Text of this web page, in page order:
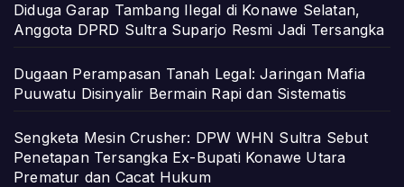
Diduga Garap Tambang Ilegal di Konawe Selatan,
Anggota DPRD Sultra Suparjo Resmi Jadi Tersangka
Dugaan Perampasan Tanah Legal: Jaringan Mafia
Puuwatu Disinyalir Bermain Rapi dan Sistematis
Sengketa Mesin Crusher: DPW WHN Sultra Sebut
Penetapan Tersangka Ex-Bupati Konawe Utara
Prematur dan Cacat Hukum